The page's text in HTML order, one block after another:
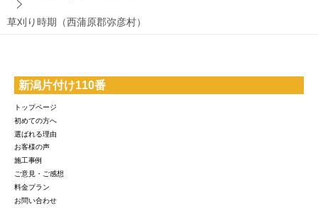
草刈り時期（西蒲原郡弥彦村）
新潟片付け110番
トップページ
初めての方へ
選ばれる理由
お客様の声
施工事例
ご意見・ご感想
料金プラン
お問い合わせ